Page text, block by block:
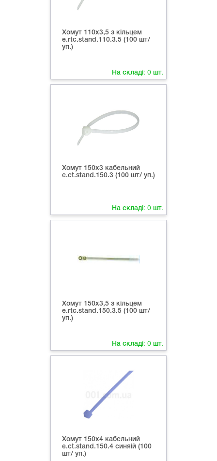
Хомут 110х3,5 з кільцем
e.rtc.stand.110.3.5 (100 шт/
уп.)
На складі: 0 шт.
Хомут 150х3 кабельний
e.ct.stand.150.3 (100 шт/ уп.)
На складі: 0 шт.
Хомут 150х3,5 з кільцем
e.rtc.stand.150.3.5 (100 шт/
уп.)
На складі: 0 шт.
Хомут 150х4 кабельний
e.ct.stand.150.4 синяій (100
шт/ уп.)